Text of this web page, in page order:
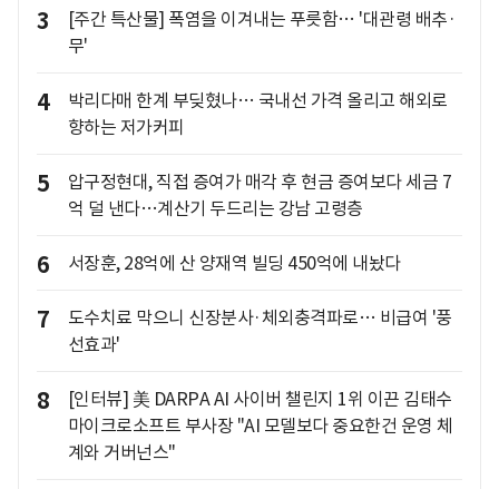
3
[주간 특산물] 폭염을 이겨내는 푸릇함… '대관령 배추·
무'
4
박리다매 한계 부딪혔나… 국내선 가격 올리고 해외로
향하는 저가커피
5
압구정현대, 직접 증여가 매각 후 현금 증여보다 세금 7
억 덜 낸다…계산기 두드리는 강남 고령층
6 서장훈, 28억에 산 양재역 빌딩 450억에 내놨다
7
도수치료 막으니 신장분사·체외충격파로… 비급여 '풍
선효과'
8
[인터뷰] 美 DARPA AI 사이버 챌린지 1위 이끈 김태수
마이크로소프트 부사장 "AI 모델보다 중요한건 운영 체
계와 거버넌스"